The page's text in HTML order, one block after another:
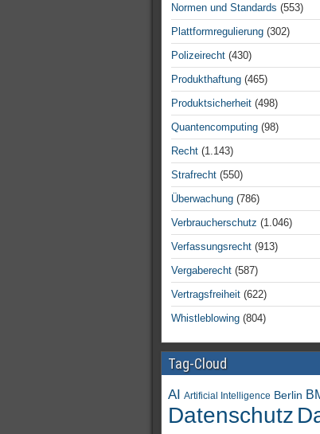
Normen und Standards (553)
Plattformregulierung (302)
Polizeirecht (430)
Produkthaftung (465)
Produktsicherheit (498)
Quantencomputing (98)
Recht (1.143)
Strafrecht (550)
Überwachung (786)
Verbraucherschutz (1.046)
Verfassungsrecht (913)
Vergaberecht (587)
Vertragsfreiheit (622)
Whistleblowing (804)
Tag-Cloud
AI Artificial Intelligence Berlin
Datenschutz